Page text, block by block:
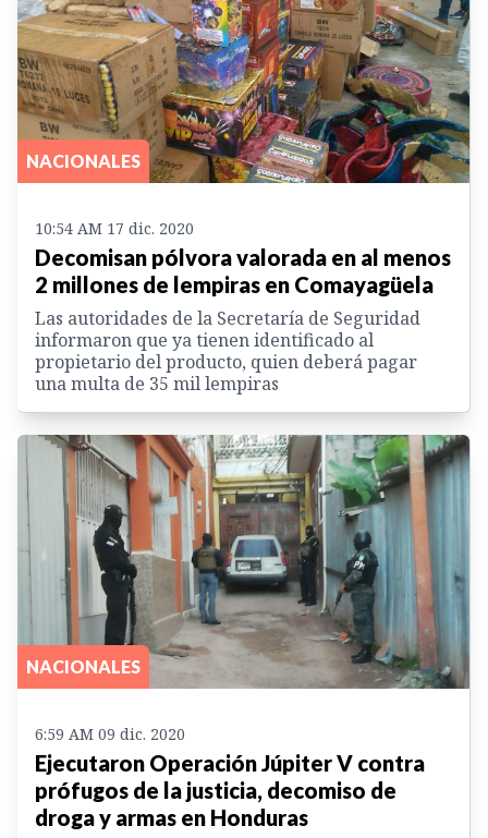
NACIONALES
10:54 AM 17 dic. 2020
Decomisan pólvora valorada en al menos
2 millones de lempiras en Comayagüela
Las autoridades de la Secretaría de Seguridad
informaron que ya tienen identificado al
propietario del producto, quien deberá pagar
una multa de 35 mil lempiras
NACIONALES
6:59 AM 09 dic. 2020
Ejecutaron Operación Júpiter V contra
prófugos de la justicia, decomiso de
droga y armas en Honduras